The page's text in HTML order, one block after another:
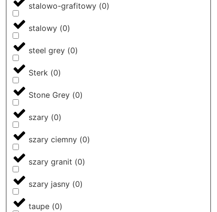
stalowo-grafitowy (0)
stalowy (0)
steel grey (0)
Sterk (0)
Stone Grey (0)
szary (0)
szary ciemny (0)
szary granit (0)
szary jasny (0)
taupe (0)